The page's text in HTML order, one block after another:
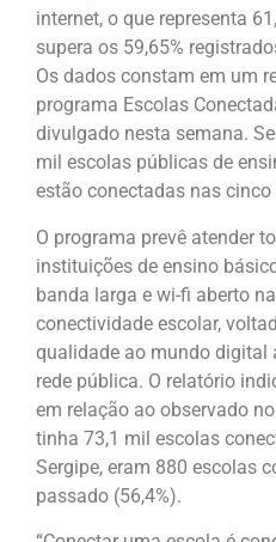
internet, o que representa
supera os 59,65%
Os dados constam em um
programa Escolas
divulgado nesta semana.
mil escolas públicas de
estão conectadas nas cinco
O programa prevê atender
instituições de ensino
banda larga e wi-fi aberto
conectividade escolar,
qualidade ao mundo digital
rede pública. O relatório
em relação ao observado
tinha 73,1 mil escolas
Sergipe, eram 880 escolas
passado (56,4%).